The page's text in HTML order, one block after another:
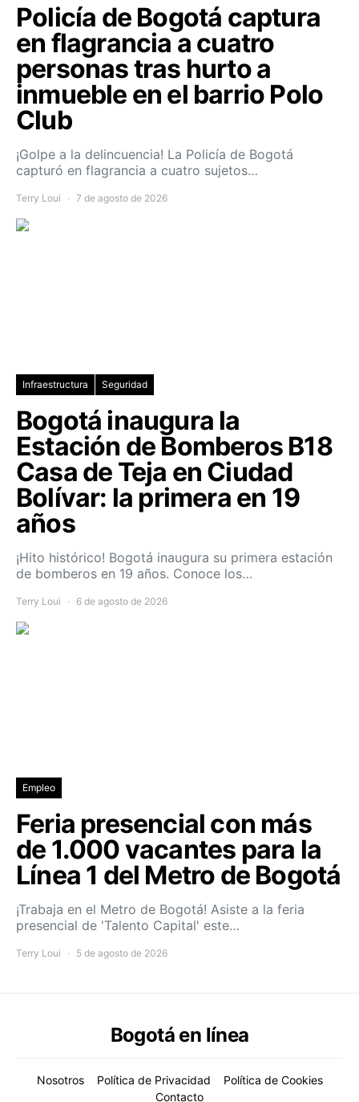
Policía de Bogotá captura
en flagrancia a cuatro
personas tras hurto a
inmueble en el barrio Polo
Club
¡Golpe a la delincuencia! La Policía de Bogotá
capturó en flagrancia a cuatro sujetos…
Terry Loui 7 de agosto de 2026
Infraestructura Seguridad
Bogotá inaugura la
Estación de Bomberos B18
Casa de Teja en Ciudad
Bolívar: la primera en 19
años
¡Hito histórico! Bogotá inaugura su primera estación
de bomberos en 19 años. Conoce los…
Terry Loui 6 de agosto de 2026
Empleo
Feria presencial con más
de 1.000 vacantes para la
Línea 1 del Metro de Bogotá
¡Trabaja en el Metro de Bogotá! Asiste a la feria
presencial de 'Talento Capital' este…
Terry Loui 5 de agosto de 2026
Bogotá en línea
Nosotros Política de Privacidad
Política de Cookies
Contacto